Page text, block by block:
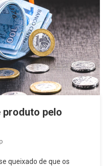
produto pelo
queixado de que os